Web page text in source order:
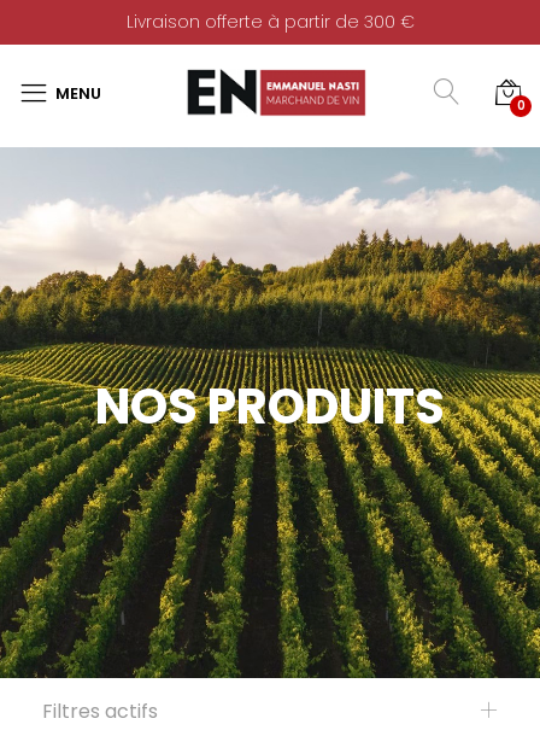
Livraison offerte à partir de 300 €
0
NOS PRODUITS
Filtres actifs